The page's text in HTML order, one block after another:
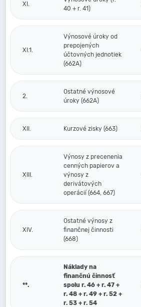
XI.
40 + r. 41)
XI.1.
Výnosové úroky od
prepojených
účtovných jednotiek
(662A)
2.
Ostatné výnosové
úroky (662A)
XII. Kurzové zisky (663)
XIII.
Výnosy z precenenia
cenných papierov a
výnosy z
derivátových
operácií (664, 667)
XIV.
Ostatné výnosy z
finančnej činnosti
(668)
**.
Náklady na
finančnú činnosť
spolu r. 46 + r. 47 +
r. 48 + r. 49 + r. 52 +
r. 53 + r. 54